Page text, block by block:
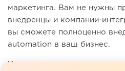
маркетинга. Вам не нужны
внедренцы и компании-
вы сможете полноценно
automation в ваш бизнес.
Интеграции с дургими